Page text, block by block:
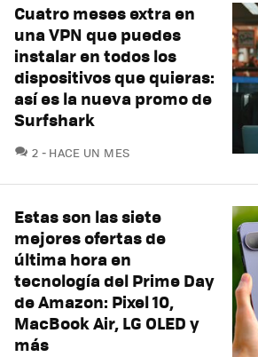
Cuatro meses extra en
una VPN que puedes
instalar en todos los
dispositivos que quieras:
así es la nueva promo de
Surfshark
2 COMENTARIOS
HACE UN MES
Estas son las siete
mejores ofertas de
última hora en
tecnología del Prime Day
de Amazon: Pixel 10,
MacBook Air, LG OLED y
más